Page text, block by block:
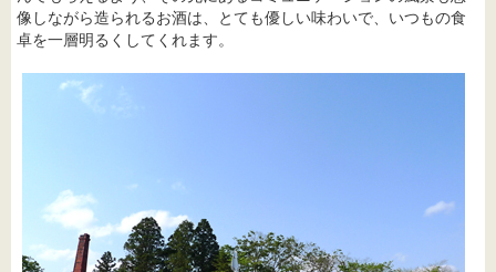
像しながら造られるお酒は、とても優しい味わいで、いつもの食
卓を一層明るくしてくれます。